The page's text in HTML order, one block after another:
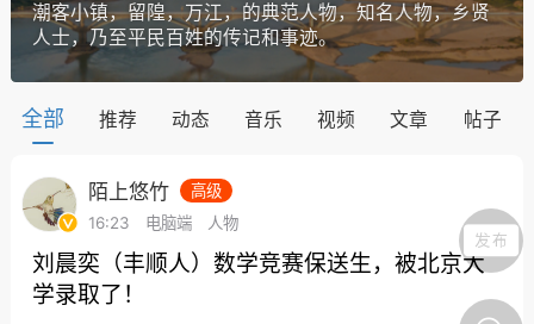
抗击疫情 潮客康养 十里凤凰
潮客小镇，留隍，万江，的典范人物，知名人物，乡贤
人士，乃至平民百姓的传记和事迹。
全部 推荐 动态 音乐 视频 文章 帖子
陌上悠竹
高级
16:23
电脑端 人物
刘晨奕（丰顺人）数学竞赛保送生，被北京大
学录取了！